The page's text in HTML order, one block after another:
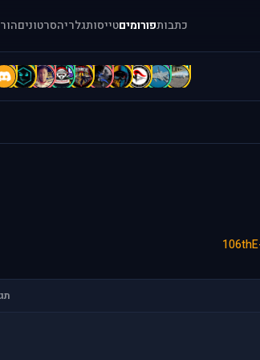
כתבותפורומיםטייסותגלריהסרטונים
[
a
A
A
A
b
b
B
B
B